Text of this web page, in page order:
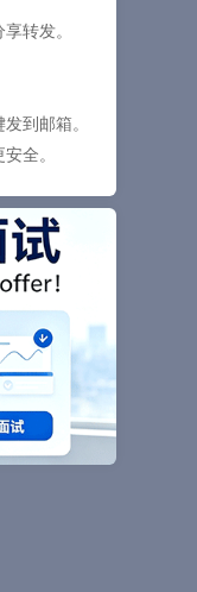
转发。
到邮箱。
全。